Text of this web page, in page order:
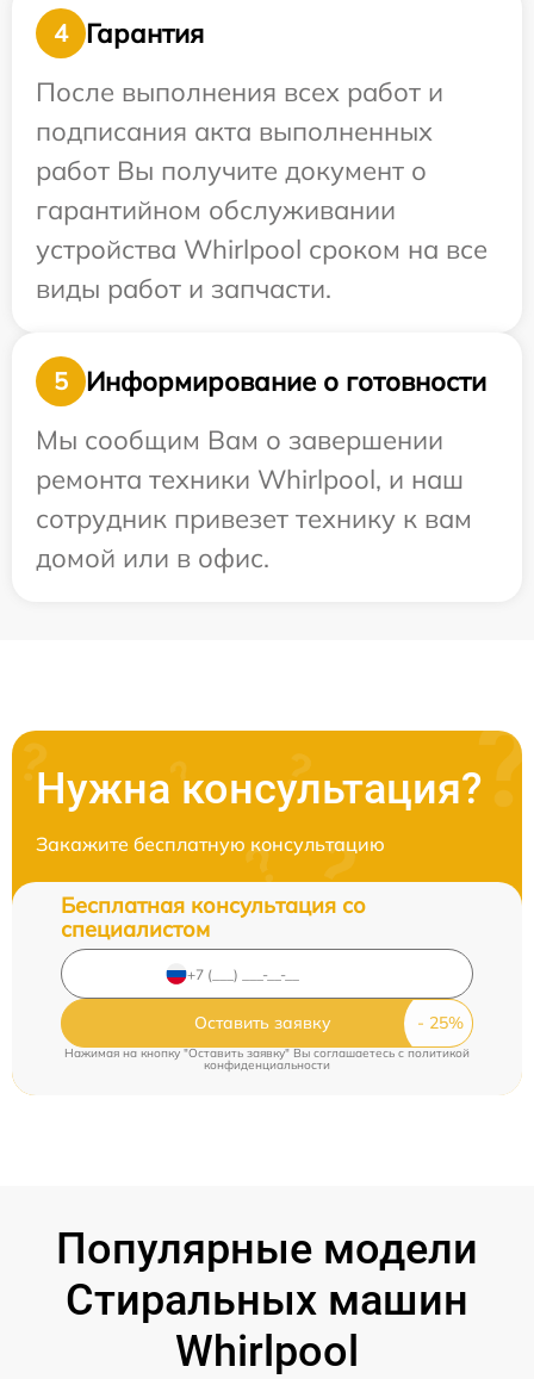
4
Гарантия
После выполнения всех работ и
подписания акта выполненных
работ Вы получите документ о
гарантийном обслуживании
устройства Whirlpool сроком на все
виды работ и запчасти.
5
Информирование о готовности
Мы сообщим Вам о завершении
ремонта техники Whirlpool, и наш
сотрудник привезет технику к вам
домой или в офис.
Нужна консультация?
Закажите бесплатную консультацию
Бесплатная консультация со
специалистом
Оставить заявку
Нажимая на кнопку "Оставить заявку" Вы соглашаетесь c политикой
конфиденциальности
Популярные модели
Стиральных машин
Whirlpool